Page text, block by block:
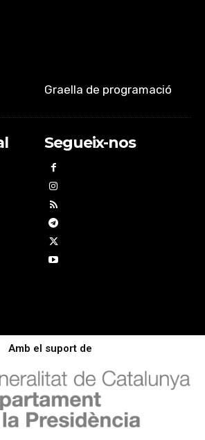
Graella de programació
Segueix-nos
Amb el suport de